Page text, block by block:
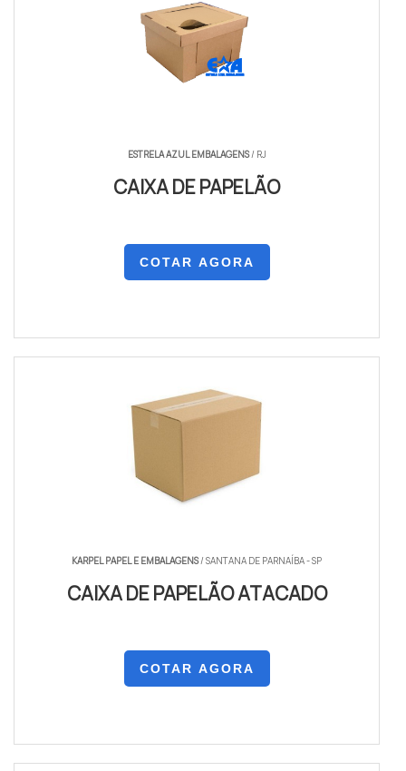
ESTRELA AZUL EMBALAGENS/ RJ
CAIXA DE PAPELÃO
COTAR AGORA
KARPEL PAPEL E EMBALAGENS/ SANTANA DE PARNAÍBA - SP
CAIXA DE PAPELÃO ATACADO
COTAR AGORA